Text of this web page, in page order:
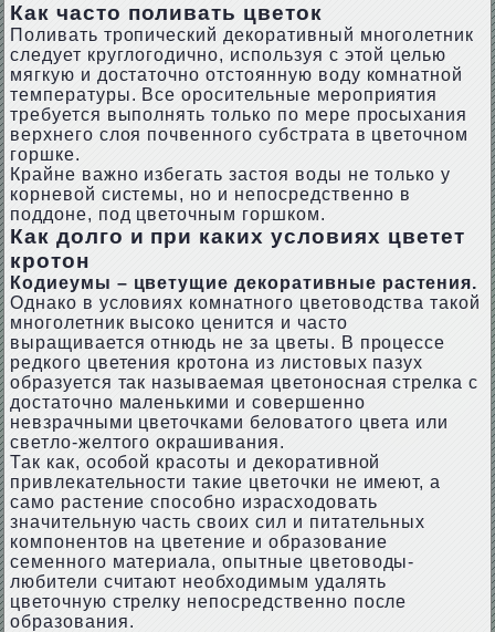
Как часто поливать цветок
Поливать тропический декоративный многолетник
следует круглогодично, используя с этой целью
мягкую и достаточно отстоянную воду комнатной
температуры. Все оросительные мероприятия
требуется выполнять только по мере просыхания
верхнего слоя почвенного субстрата в цветочном
горшке.
Крайне важно избегать застоя воды не только у
корневой системы, но и непосредственно в
поддоне, под цветочным горшком.
Как долго и при каких условиях цветет
кротон
Кодиеумы – цветущие декоративные растения.
Однако в условиях комнатного цветоводства такой
многолетник высоко ценится и часто
выращивается отнюдь не за цветы. В процессе
редкого цветения кротона из листовых пазух
образуется так называемая цветоносная стрелка с
достаточно маленькими и совершенно
невзрачными цветочками беловатого цвета или
светло-желтого окрашивания.
Так как, особой красоты и декоративной
привлекательности такие цветочки не имеют, а
само растение способно израсходовать
значительную часть своих сил и питательных
компонентов на цветение и образование
семенного материала, опытные цветоводы-
любители считают необходимым удалять
цветочную стрелку непосредственно после
образования.